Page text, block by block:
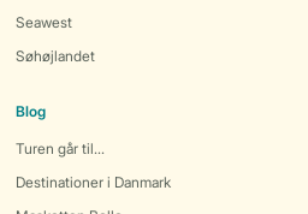
Seawest
Søhøjlandet
Blog
Turen går til...
Destinationer i Danmark